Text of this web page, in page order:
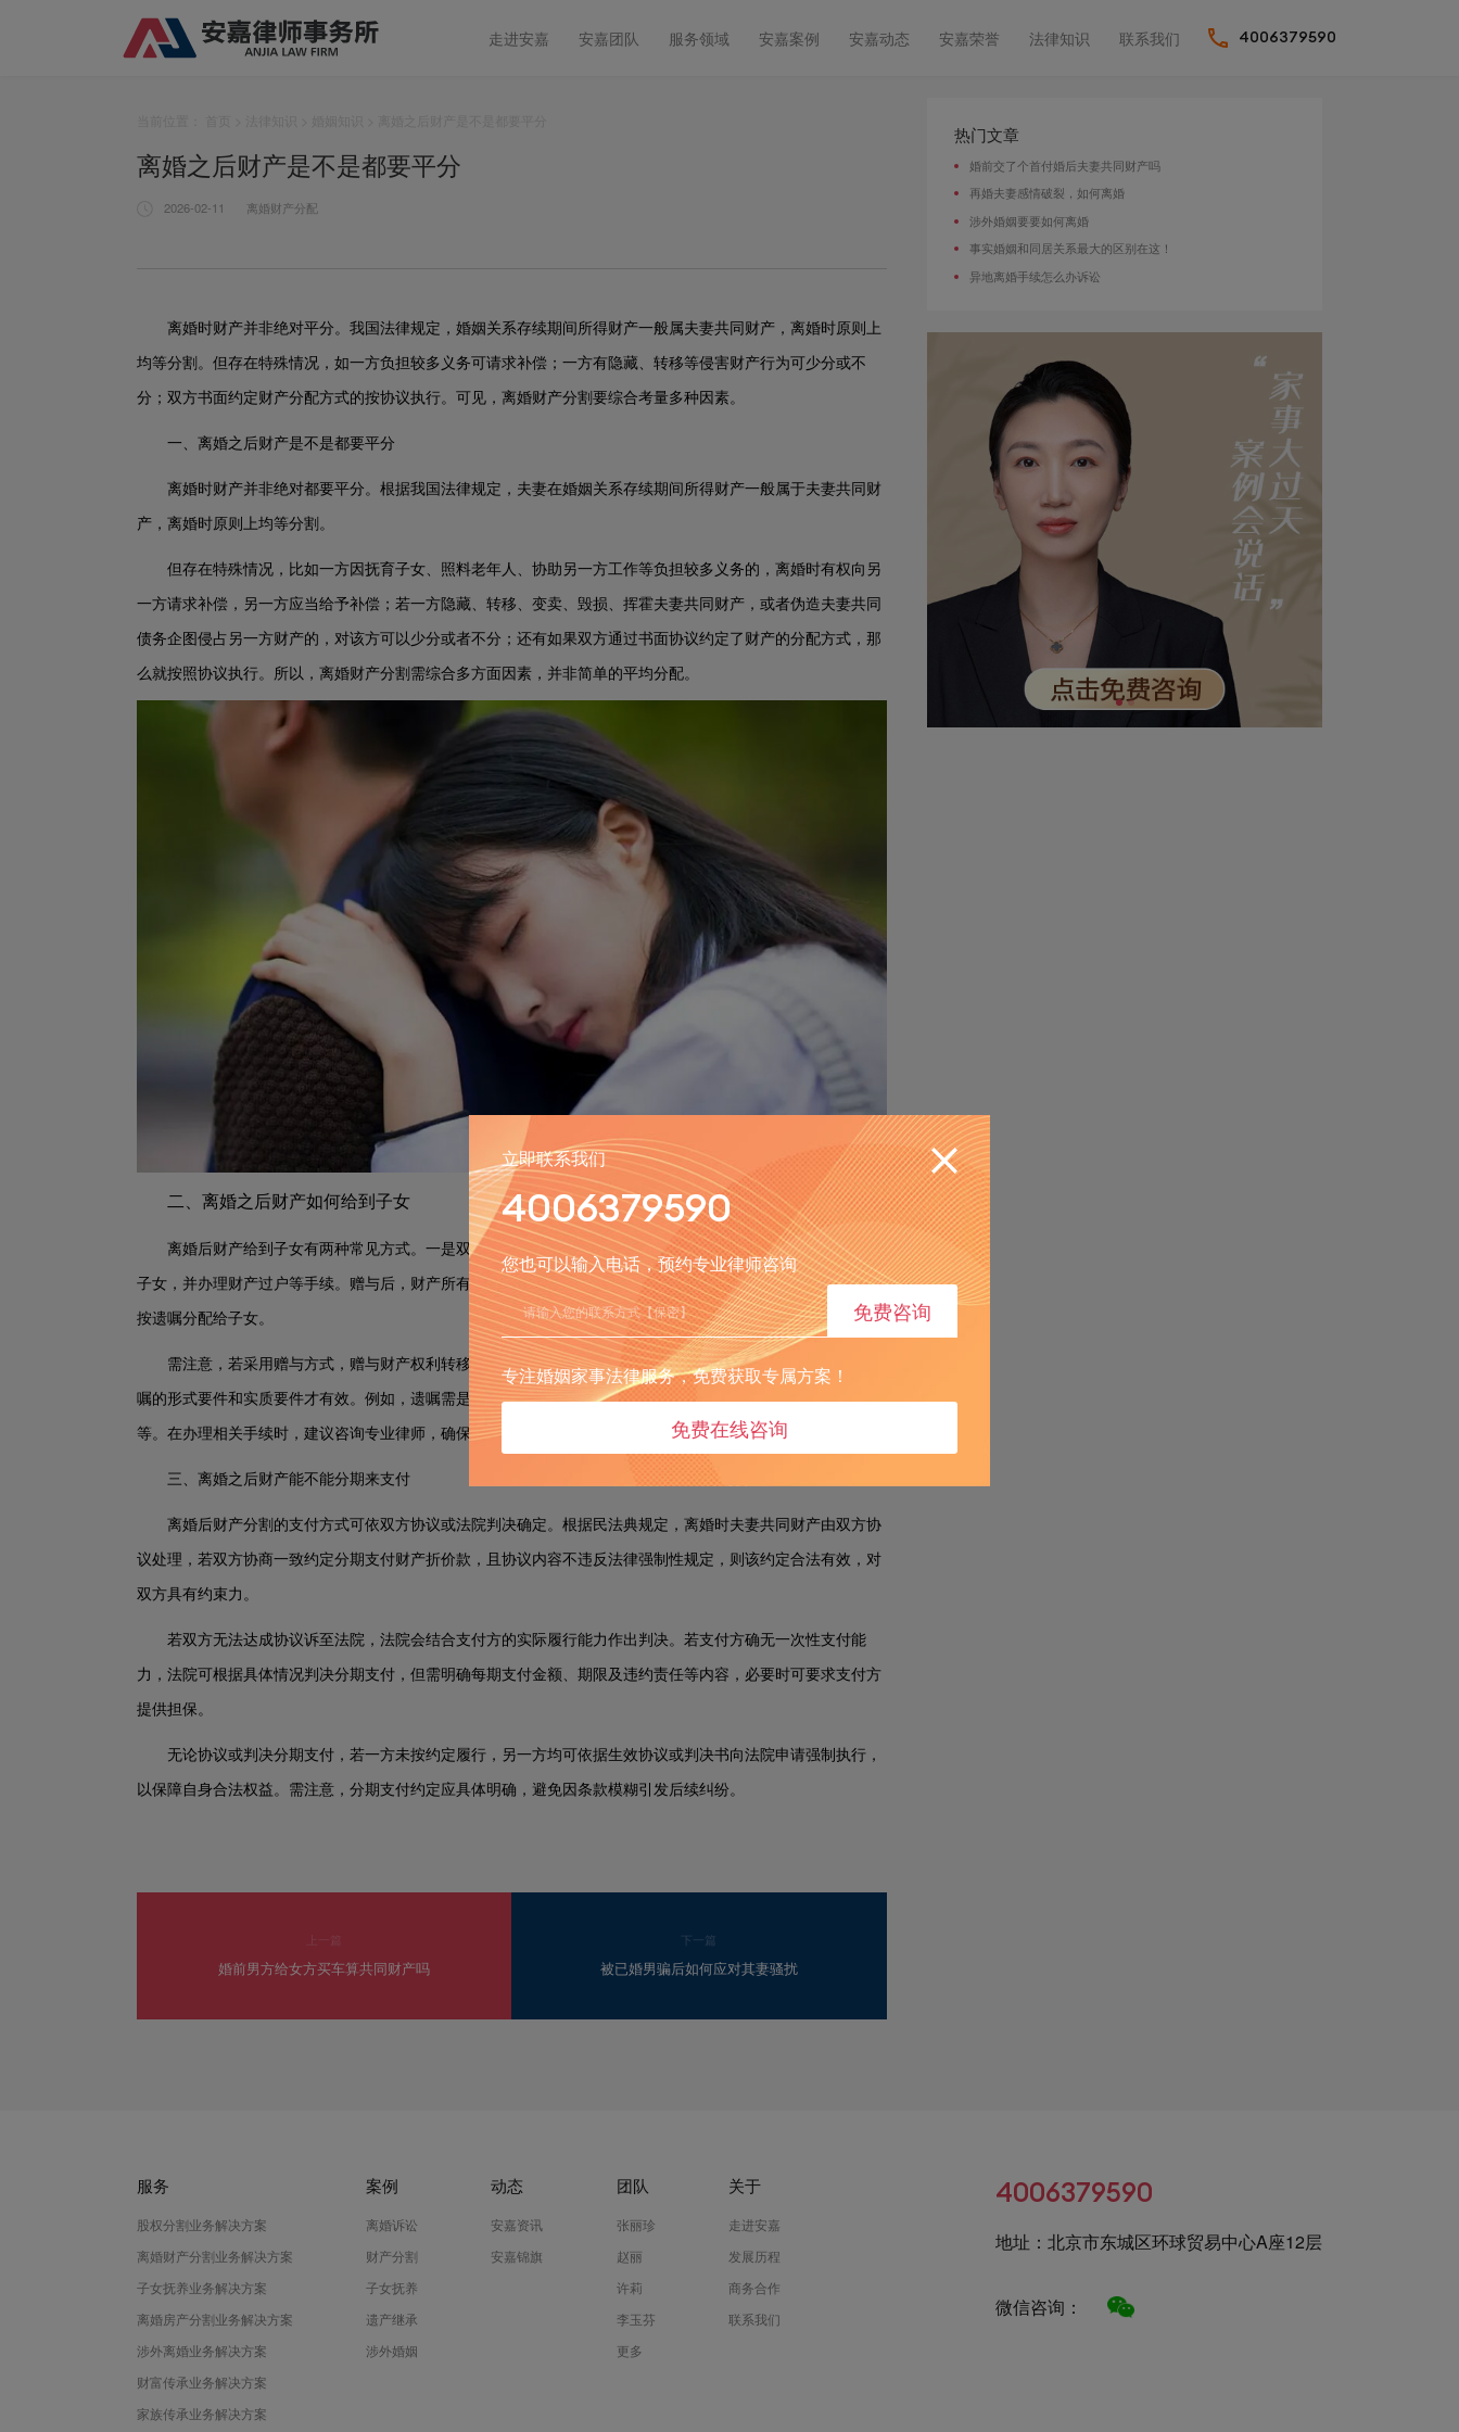
走进安嘉 安嘉团队 服务领域 安嘉案例 安嘉动态 安嘉荣誉 法律知识 联系我们 4006379590
离婚之后财产是不是都要平分
2026-02-11 离婚财产分配
离婚时财产并非绝对平分。我国法律规定，婚姻关系存续期间所得财产一般属夫妻共同财产，离婚时原则上
均等分割。但存在特殊情况，如一方负担较多义务可请求补偿；一方有隐藏、转移等侵害财产行为可少分或不
分；双方书面约定财产分配方式的按协议执行。可见，离婚财产分割要综合考量多种因素。
一、离婚之后财产是不是都要平分
离婚时财产并非绝对都要平分。根据我国法律规定，夫妻在婚姻关系存续期间所得财产一般属于夫妻共同财
产，离婚时原则上均等分割。
但存在特殊情况，比如一方因抚育子女、照料老年人、协助另一方工作等负担较多义务的，离婚时有权向另
一方请求补偿，另一方应当给予补偿；若一方隐藏、转移、变卖、毁损、挥霍夫妻共同财产，或者伪造夫妻共同
债务企图侵占另一方财产的，对该方可以少分或者不分；还有如果双方通过书面协议约定了财产的分配方式，那
么就按照协议执行。所以，离婚财产分割需综合多方面因素，并非简单的平均分配。
二、离婚之后财产如何给到子女
离婚后财产给到子女有两种常见方式。一是双方协商一致后，在离婚协议中明确约定将部分或全部财产赠与
子女，并办理财产过户等手续。赠与后，财产所有权即归子女。二是通过遗嘱方式，在一方去世后，其名下财产
按遗嘱分配给子女。
需注意，若采用赠与方式，赠与财产权利转移前，赠与人在一定情形下可撤销赠与。而遗嘱继承，需符合遗
嘱的形式要件和实质要件才有效。例如，遗嘱需是遗嘱人真实意思表示，由遗嘱人亲笔书写、签名并注明年月日
等。在办理相关手续时，建议咨询专业律师，确保程序合法、权益受保障，避免后续产生纠纷。
三、离婚之后财产能不能分期来支付
离婚后财产分割的支付方式可依双方协议或法院判决确定。根据民法典规定，离婚时夫妻共同财产由双方协
议处理，若双方协商一致约定分期支付财产折价款，且协议内容不违反法律强制性规定，则该约定合法有效，对
双方具有约束力。
若双方无法达成协议诉至法院，法院会结合支付方的实际履行能力作出判决。若支付方确无一次性支付能
力，法院可根据具体情况判决分期支付，但需明确每期支付金额、期限及违约责任等内容，必要时可要求支付方
提供担保。
无论协议或判决分期支付，若一方未按约定履行，另一方均可依据生效协议或判决书向法院申请强制执行，
以保障自身合法权益。需注意，分期支付约定应具体明确，避免因条款模糊引发后续纠纷。
上一篇
婚前男方给女方买车算共同财产吗
下一篇
被已婚男骗后如何应对其妻骚扰
热门文章
婚前交了个首付婚后夫妻共同财产吗
再婚夫妻感情破裂，如何离婚
涉外婚姻要要如何离婚
事实婚姻和同居关系最大的区别在这！
异地离婚手续怎么办诉讼
服务
股权分割业务解决方案
离婚财产分割业务解决方案
子女抚养业务解决方案
离婚房产分割业务解决方案
涉外离婚业务解决方案
财富传承业务解决方案
家族传承业务解决方案
案例
离婚诉讼
财产分割
子女抚养
遗产继承
涉外婚姻
动态
安嘉资讯
安嘉锦旗
团队
张丽珍
赵丽
许莉
李玉芬
更多
关于
走进安嘉
发展历程
商务合作
联系我们
4006379590
地址：北京市东城区环球贸易中心A座12层
微信咨询：
立即联系我们
4006379590
您也可以输入电话，预约专业律师咨询
免费咨询
专注婚姻家事法律服务，免费获取专属方案！
免费在线咨询